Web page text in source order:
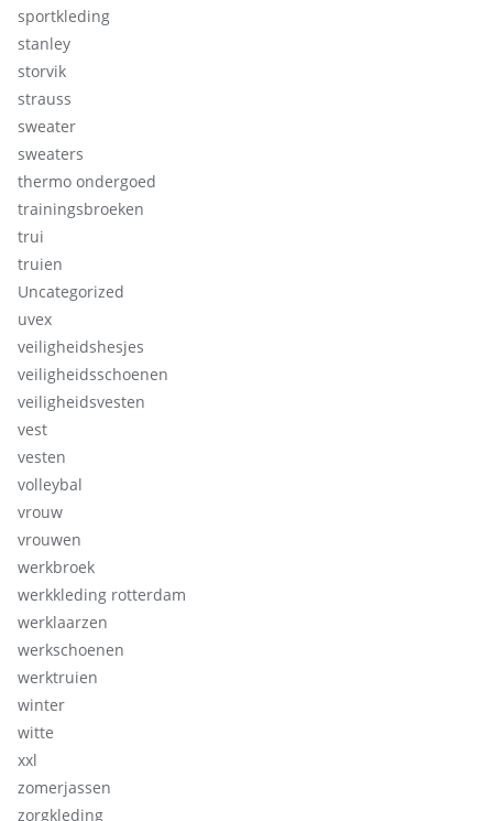
sportkleding
stanley
storvik
strauss
sweater
sweaters
thermo ondergoed
trainingsbroeken
trui
truien
Uncategorized
uvex
veiligheidshesjes
veiligheidsschoenen
veiligheidsvesten
vest
vesten
volleybal
vrouw
vrouwen
werkbroek
werkkleding rotterdam
werklaarzen
werkschoenen
werktruien
winter
witte
xxl
zomerjassen
zorgkleding